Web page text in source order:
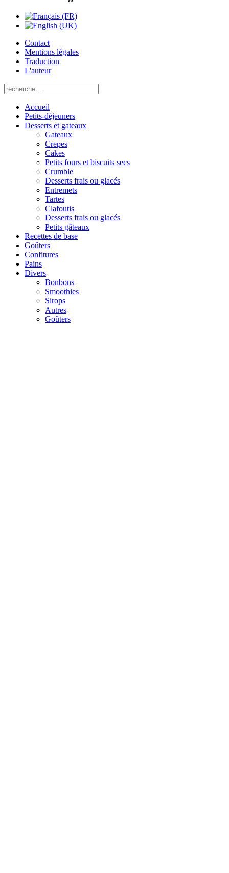
Contact
Mentions légales
Traduction
L'auteur
Accueil
Petits-déjeuners
Desserts et gateaux
Gateaux
Crepes
Cakes
Petits fours et biscuits secs
Crumble
Desserts frais ou glacés
Entremets
Tartes
Clafoutis
Desserts frais ou glacés
Petits gâteaux
Recettes de base
Goûters
Confitures
Pains
Divers
Bonbons
Smoothies
Sirops
Autres
Goûters